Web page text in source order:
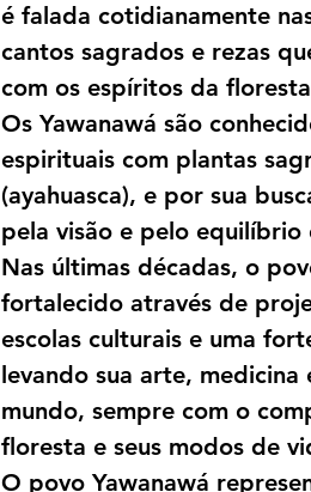
é falada cotidianamente
cantos sagrados e rezas
com os espíritos da
Os Yawanawá são
espirituais com plantas
(ayahuasca), e por sua
pela visão e pelo equilíbrio
Nas últimas décadas, o
fortalecido através de
escolas culturais e uma
levando sua arte,
mundo, sempre com o
floresta e seus modos de
O povo Yawanawá